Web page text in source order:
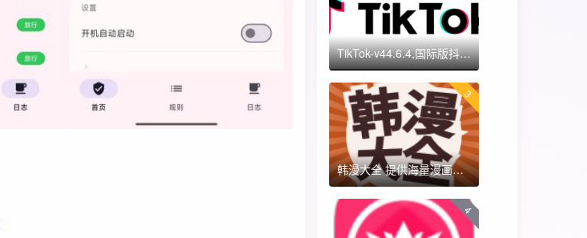
TikTok-v44.6.4,国际版抖音海外畅享,免拔卡体验!附保姆级详细使用指南
3
韩漫大全 提供海量漫画资源
4